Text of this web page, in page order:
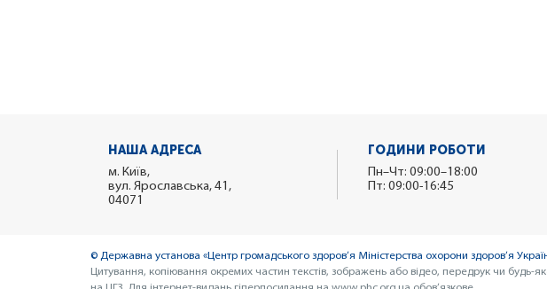
НАША АДРЕСА
м. Київ,
вул. Ярославська, 41,
04071
ГОДИНИ РОБОТИ
Пн–Чт: 09:00–18:00
Пт: 09:00-16:45
© Державна установа «Центр громадського здоров’я Міністерства охорони здоров’я
Цитування, копіювання окремих частин текстів, зображень або відео, передрук чи